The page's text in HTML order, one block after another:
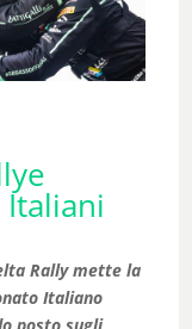
Italiani
Rally mette la
Italiano
posto sugli